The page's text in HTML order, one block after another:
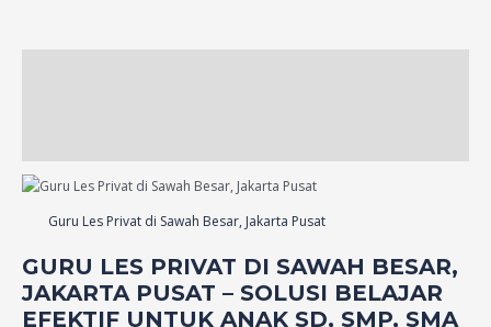
Guru Les Privat di Sawah Besar, Jakarta Pusat
GURU LES PRIVAT DI SAWAH BESAR,
JAKARTA PUSAT – SOLUSI BELAJAR
EFEKTIF UNTUK ANAK SD, SMP, SMA